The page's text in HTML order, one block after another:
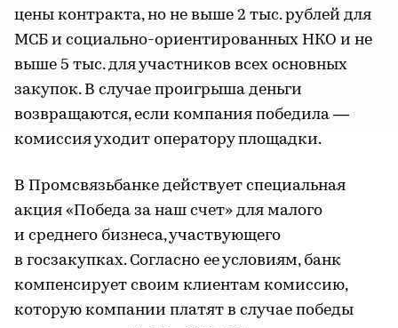
цены контракта, но не выше 2 тыс. рублей для
МСБ и социально-ориентированных НКО и не
выше 5 тыс. для участников всех основных
закупок. В случае проигрыша деньги
возвращаются, если компания победила —
комиссия уходит оператору площадки.
В Промсвязьбанке действует специальная
акция «Победа за наш счет» для малого
и среднего бизнеса, участвующего
в госзакупках. Согласно ее условиям, банк
компенсирует своим клиентам комиссию,
которую компании платят в случае победы